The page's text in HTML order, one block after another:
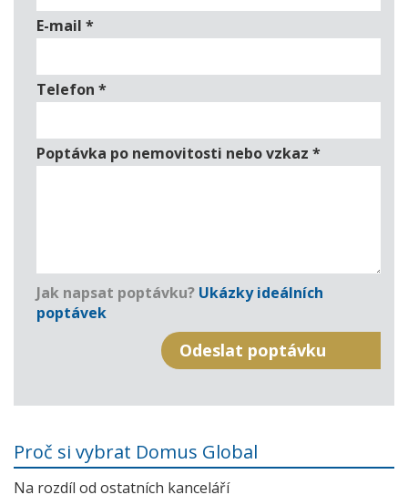
E-mail *
Telefon *
Poptávka po nemovitosti nebo vzkaz *
Jak napsat poptávku? Ukázky ideálních
poptávek
Proč si vybrat Domus Global
Na rozdíl od ostatních kanceláří